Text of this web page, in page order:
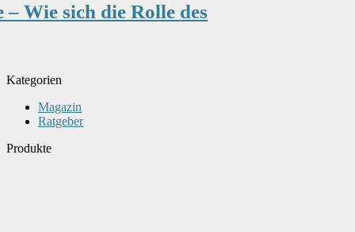
Wie sich die Rolle des
Kategorien
Magazin
Ratgeber
Produkte